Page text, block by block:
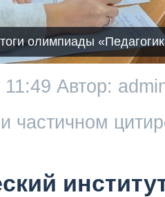
олимпиады
Автор:
частичном